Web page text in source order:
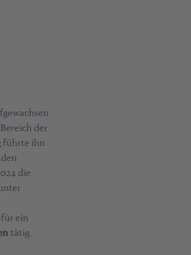
der
führte ihn
die
ein
tätig.